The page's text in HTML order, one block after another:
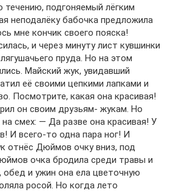
течению, подгоняемый лёгким
неподалёку бабочка предложила
мне кончик своего пояска!
и через минуту лист кувшинки
пруда. Но на этом
Майский жук, увидавший
её своими цепкими лапками и
Посмотрите, какая она красивая!
он своим друзьям- жукам. Но
на смех: — Да разве она красивая! У
И всего-то одна пара ног! И
отнёс Дюймов очку вниз, под
очка бродила среди травы и
обед и ужин она ела цветочную
росой. Но когда лето